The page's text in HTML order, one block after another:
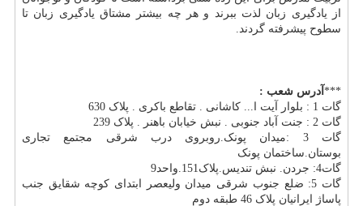
از یادگیری زبان لذت ببرند و هر چه بیشتر مشتاق یادگیری زبان تا
سطوح پیشرفته گردند.
*** آدرس شعب :
گات 1 : بلوار آیت ا... کاشانی . تقاطع باکری . پلاک 630
گات 2 : جنت آباد جنوبی . نبش خیابان باهنر . پلاک 239
گات 3 :میدان پونک.روبروی درب شرقی مجتمع تجاری
بوستان.ساختمان پونک
گات4: جردن. نبش تندیس.پلاک151.واحد9
گات 5: ضلع جنوب شرقی میدان ولیعصر ابتدای کوچه شقایق جنب
پاساژ ایرانیان پلاک 46 طبقه دوم